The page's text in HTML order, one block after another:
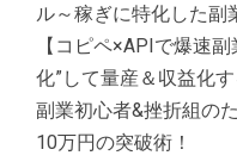
ル～稼ぎに特化した副
【コピペ×APIで爆速
化”して量産＆収益化
副業初心者&挫折組の
10万円の突破術！